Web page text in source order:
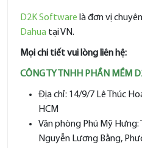
D2K Software là đơn vị
Dahua tại VN.
Mọi chi tiết vui lòng liên hệ:
CÔNG TY TNHH PHẦN MỀM
Địa chỉ: 14/9/7 Lê Thúc
HCM
Văn phòng Phú Mỹ Hưng:
Nguyễn Lương Bằng,